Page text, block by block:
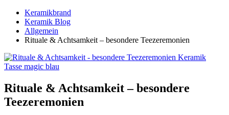
Keramikbrand
Keramik Blog
Allgemein
Rituale & Achtsamkeit – besondere Teezeremonien
Rituale & Achtsamkeit – besondere
Teezeremonien